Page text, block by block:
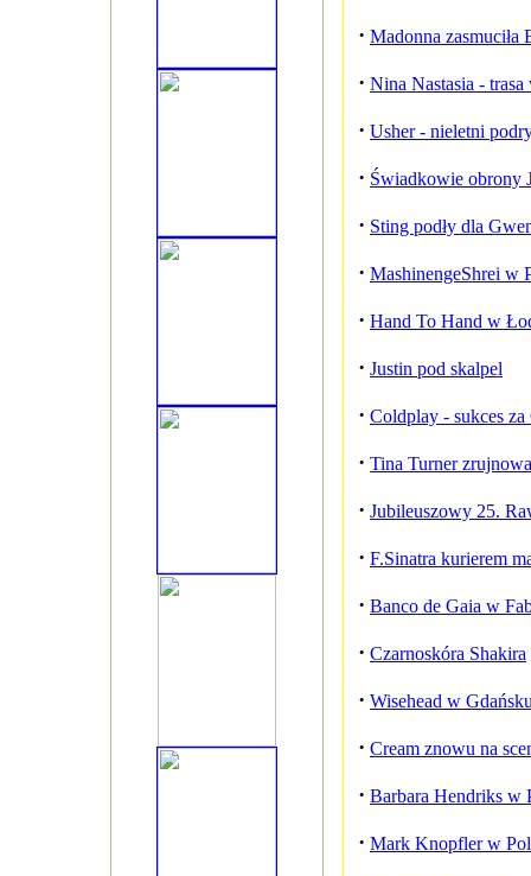
· Madonna zasmuciła
· Nina Nastasia - trasa
· Usher - nieletni
· Świadkowie obrony
· Sting podły dla
· MashinengeShrei w
· Hand To Hand w
· Justin pod skalpel
· Coldplay - sukces za
· Tina Turner
· Jubileuszowy 25.
· F.Sinatra kurierem
· Banco de Gaia w
· Czarnoskóra Shakira
· Wisehead w
· Cream znowu na
· Barbara Hendriks w
· Mark Knopfler w